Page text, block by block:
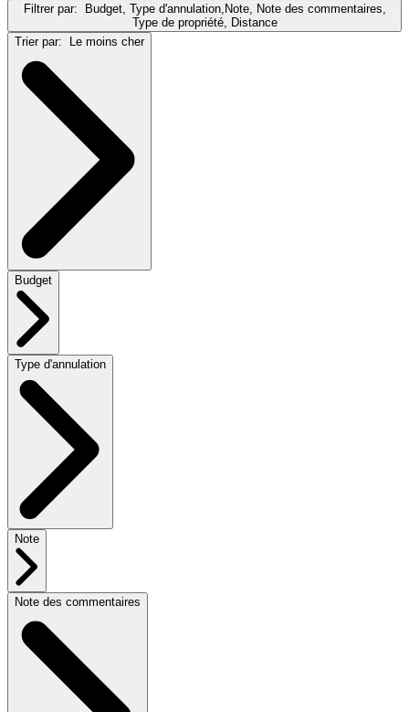
Filtrer par:
Budget, Type d'annulation,Note, Note des commentaires,
Type de propriété, Distance
Trier par:
Le moins cher
Budget
Type d'annulation
Note
Note des commentaires